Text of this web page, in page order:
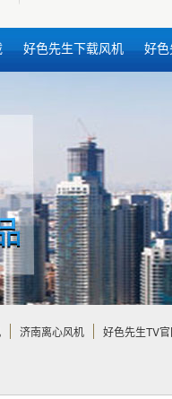
好色先生下载风机 好
济南离心风机 好色先生TV